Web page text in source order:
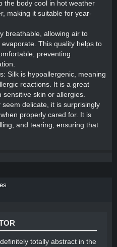
the body cool in hot weather
making it suitable for year-
breathable, allowing air to
This quality helps to
preventing
Silk is hypoallergenic, meaning
reactions. It is a great
skin or allergies.
delicate, it is surprisingly
properly cared for. It is
and tearing, ensuring that
totally abstract in the